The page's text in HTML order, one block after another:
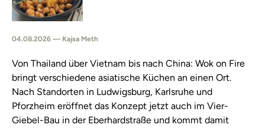
04.08.2026 — Kajsa Meth
Von Thailand über Vietnam bis nach China: Wok on Fire
bringt verschiedene asiatische Küchen an einen Ort.
Nach Standorten in Ludwigsburg, Karlsruhe und
Pforzheim eröffnet das Konzept jetzt auch im Vier-
Giebel-Bau in der Eberhardstraße und kommt damit